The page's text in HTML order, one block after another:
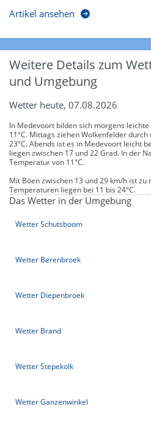
Artikel ansehen
Weitere Details zum
und Umgebung
Wetter heute, 07.08.2026
In Medevoort bilden sich morgens
11°C. Mittags ziehen Wolkenfelder
23°C. Abends ist es in Medevoort leicht
liegen zwischen 17 und 22 Grad. In der
Temperatur von 11°C.
Mit Böen zwischen 13 und 29 km/h ist
Temperaturen liegen bei 11 bis 24°C.
Das Wetter in der Umgebung
Wetter Schutsboom
Wetter Berenbroek
Wetter Diepenbroek
Wetter Brand
Wetter Stepekolk
Wetter Ganzenwinkel